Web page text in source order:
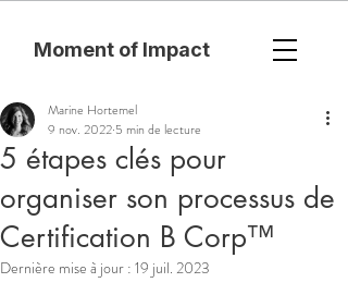
Moment of Impact
5 étapes clés pour
organiser son processus de
Certification B Corp™
Marine Hortemel
9 nov. 2022 5 min de lecture
Dernière mise à jour : 19 juil. 2023